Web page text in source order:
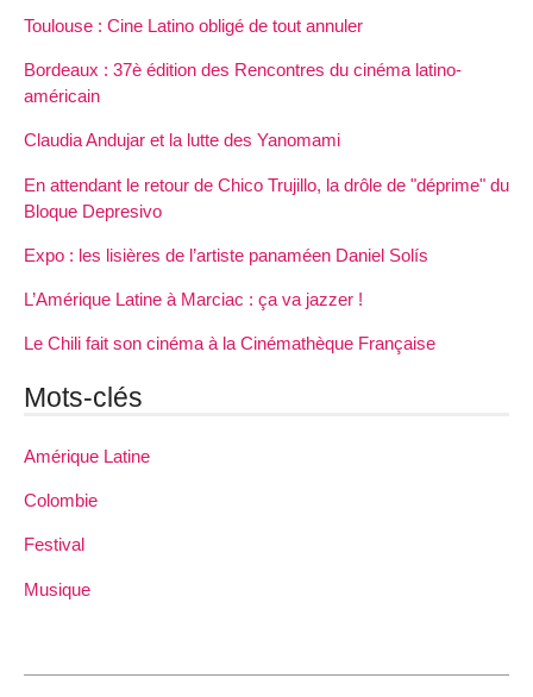
Toulouse : Cine Latino obligé de tout annuler
Bordeaux : 37è édition des Rencontres du cinéma latino-
américain
Claudia Andujar et la lutte des Yanomami
En attendant le retour de Chico Trujillo, la drôle de "déprime" du
Bloque Depresivo
Expo : les lisières de l’artiste panaméen Daniel Solís
L’Amérique Latine à Marciac : ça va jazzer !
Le Chili fait son cinéma à la Cinémathèque Française
Mots-clés
Amérique Latine
Colombie
Festival
Musique